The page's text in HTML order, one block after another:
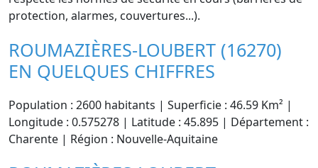
protection, alarmes, couvertures...).
ROUMAZIÈRES-LOUBERT (16270)
EN QUELQUES CHIFFRES
Population : 2600 habitants | Superficie : 46.59 Km² |
Longitude : 0.575278 | Latitude : 45.895 | Département :
Charente | Région : Nouvelle-Aquitaine